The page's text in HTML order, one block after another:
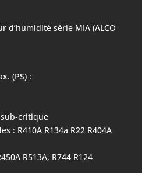
d’humidité série MIA (ALCO
(PS) :
sub-critique
: R410A R134a R22 R404A
R513A, R744 R124